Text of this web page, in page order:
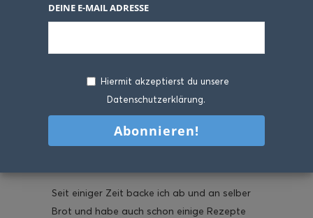
Wir alle, na gut sehr viele von uns essen
frisches knuspriges gesundes Brot direkt aus
Seit einiger Zeit backe ich ab und an selber
Brot und habe auch schon einige Rezepte
DEINE E-MAIL ADRESSE
Hiermit akzeptierst du unsere
Datenschutzerklärung.